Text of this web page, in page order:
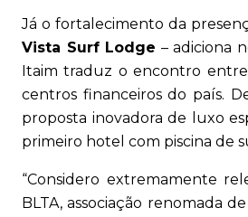
Já o fortalecimento da
Vista Surf Lodge – adiciona
Itaim traduz o encontro
centros financeiros do país.
proposta inovadora de luxo
primeiro hotel com piscina de
“Considero extremamente
BLTA, associação renomada